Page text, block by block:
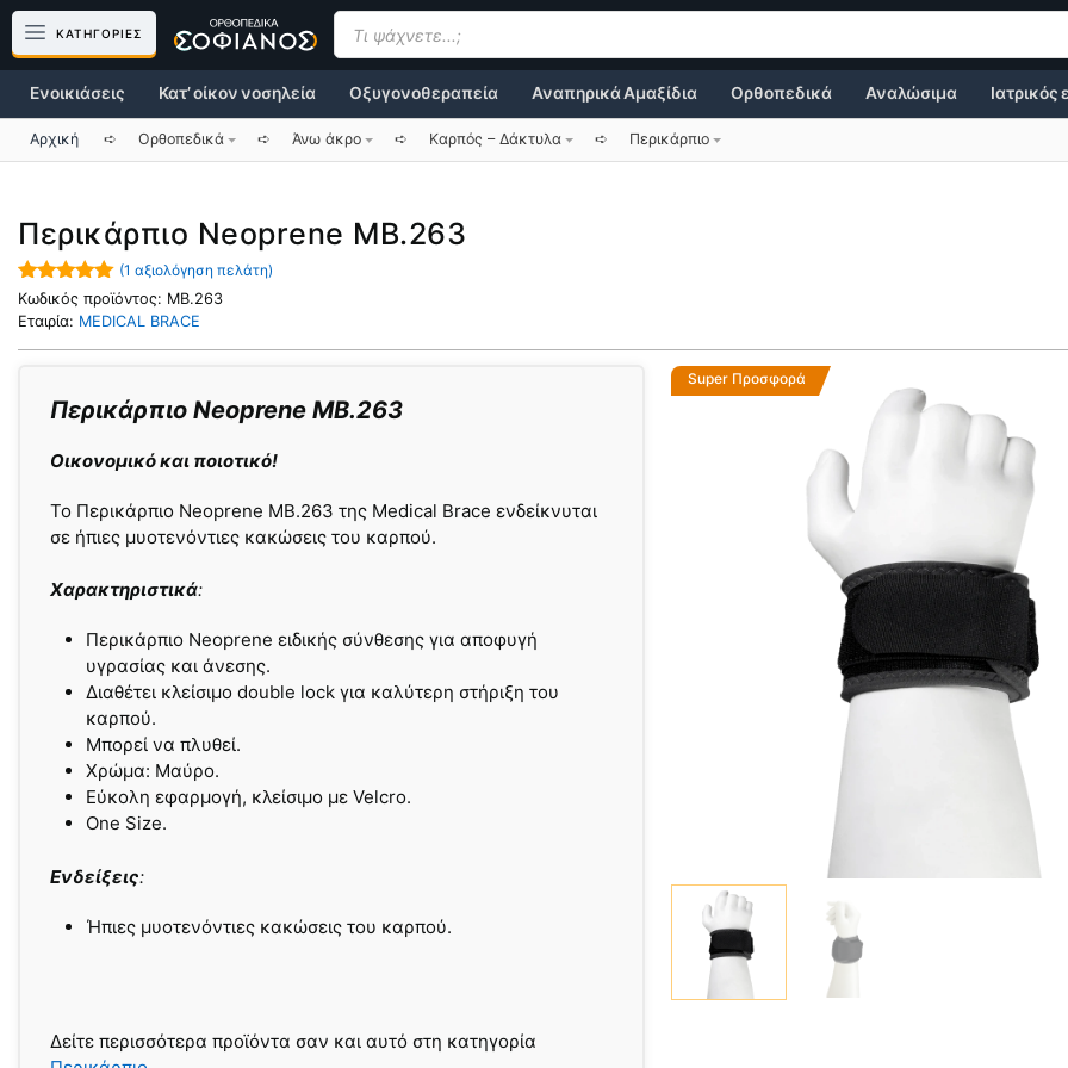
Μετάβαση
περιεχόμενο
ΚΑΤΗΓΟΡΙΕΣ
Products
search
Κατ’ οίκον νοσηλεία Οξυγονοθεραπεία Αναπηρικά Αμαξίδια
Ενοικιάσεις Ορθοπεδικά Αναλώσιμα Ιατρικός
Αρχική ➪ Ορθοπεδικά ➪ Άνω άκρο ➪ Καρπός – Δάκτυλα ➪ Περικάρπιο
Περικάρπιο Neoprene MB.263
5.00out of
5
(1 αξιολόγηση πελάτη)
Κωδικός προϊόντος: MB.263
Εταιρία: MEDICAL BRACE
Περικάρπιο Neoprene MB.263
Οικονομικό και ποιοτικό!
To Περικάρπιο Neoprene MB.263 της Medical Brace ενδείκνυται
σε ήπιες μυοτενόντιες κακώσεις του καρπού.
Xαρακτηριστικά:
Περικάρπιο Neoprene ειδικής σύνθεσης για αποφυγή
υγρασίας και άνεσης.
Διαθέτει κλείσιμο double lock για καλύτερη στήριξη του
καρπού.
Μπορεί να πλυθεί.
Χρώμα: Μαύρο.
Εύκολη εφαρμογή, κλείσιμο με Velcro.
One Size.
Ενδείξεις:
Ήπιες μυοτενόντιες κακώσεις του καρπού.
Δείτε περισσότερα προϊόντα σαν και αυτό στη κατηγορία
Super Προσφορά